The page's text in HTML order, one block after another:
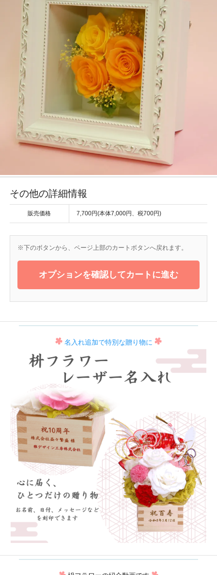
その他の詳細情報
販売価格 7,700円(本体7,000円、税700円)
※下のボタンから、ページ上部のカートボタンへ戻れます。
オプションを確認してカートに進む
名入れ追加で特別な贈り物に